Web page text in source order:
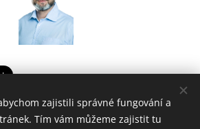
zajistili správné fungování a
Tím vám můžeme zajistit tu